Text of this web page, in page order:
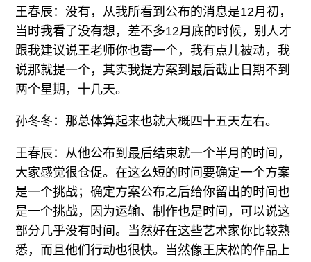
王春辰：没有，从我所看到公布的消息是12月初，
当时我看了没有想，差不多12月底的时候，别人才
跟我建议说王老师你也寄一个，我有点儿被动，我
说那就提一个，其实我提方案到最后截止日期不到
两个星期，十几天。
孙冬冬：那总体算起来也就大概四十五天左右。
王春辰：从他公布到最后结束就一个半月的时间，
大家感觉很仓促。在这么短的时间要确定一个方案
是一个挑战；确定方案公布之后给你留出的时间也
是一个挑战，因为运输、制作也是时间，可以说这
部分几乎没有时间。当然好在这些艺术家你比较熟
悉，而且他们行动也很快。当然像王庆松的作品上